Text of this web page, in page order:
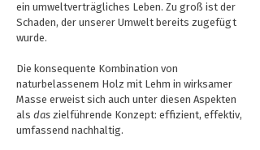
ein umweltverträgliches Leben. Zu groß ist der
Schaden, der unserer Umwelt bereits zugefügt
wurde.
Die konsequente Kombination von
naturbelassenem Holz mit Lehm in wirksamer
Masse erweist sich auch unter diesen Aspekten
als das zielführende Konzept: effizient, effektiv,
umfassend nachhaltig.